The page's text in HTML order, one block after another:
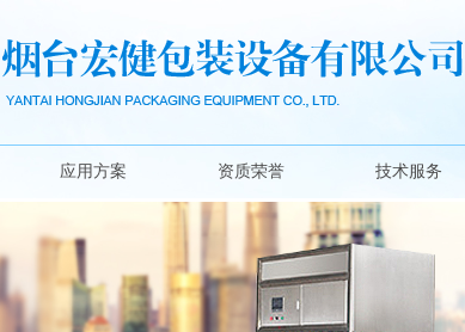
应用方案 资质荣誉 技术服务